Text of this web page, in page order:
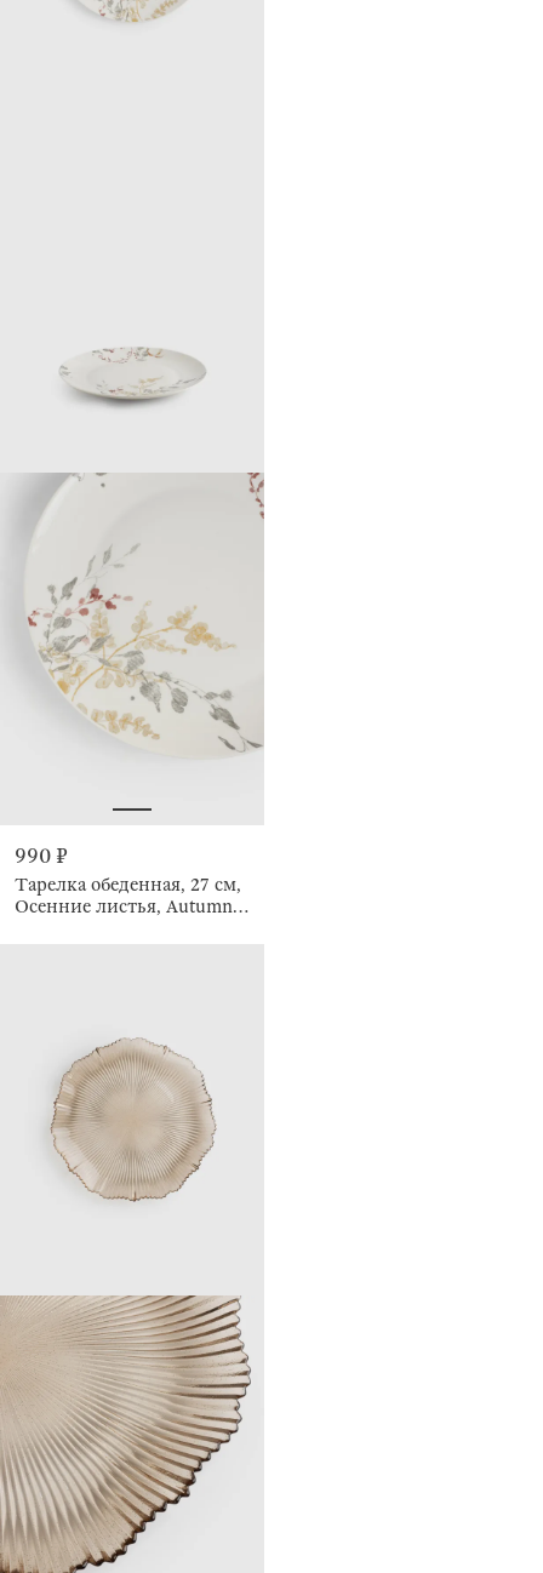
990 ₽
Тарелка обеденная, 27 см,
Осенние листья, Autumn